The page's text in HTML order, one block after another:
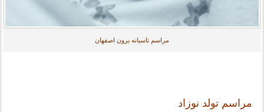
مراسم تاسیانه برون اصفهان
مراسم تولد نوزاد